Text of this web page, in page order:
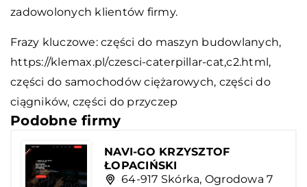
zadowolonych klientów firmy.
Frazy kluczowe: części do maszyn budowlanych,
https://klemax.pl/czesci-caterpillar-cat,c2.html,
części do samochodów ciężarowych, części do
ciągników, części do przyczep
Podobne firmy
NAVI-GO KRZYSZTOF
ŁOPACIŃSKI
64-917 Skórka, Ogrodowa 7